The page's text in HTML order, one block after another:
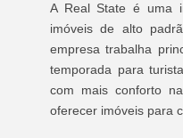
A Real State é uma
imóveis de alto
empresa trabalha
temporada para
com mais conforto
oferecer imóveis para